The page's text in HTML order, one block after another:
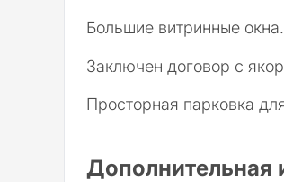
Большие витринные окна.
Заключен договор с
Просторная парковка
Дополнительная